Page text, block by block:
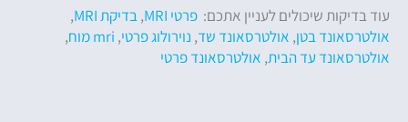
עוד בדיקות שיכולים לעניין אתכם: פרטי MRI ,בדיקת MRI
,
אולטרסאונד בטן, אולטרסאונד שד, נוירולוג פרטי, mri מוח
,
אולטרסאונד עד הבית, אולטרסאונד פרטי